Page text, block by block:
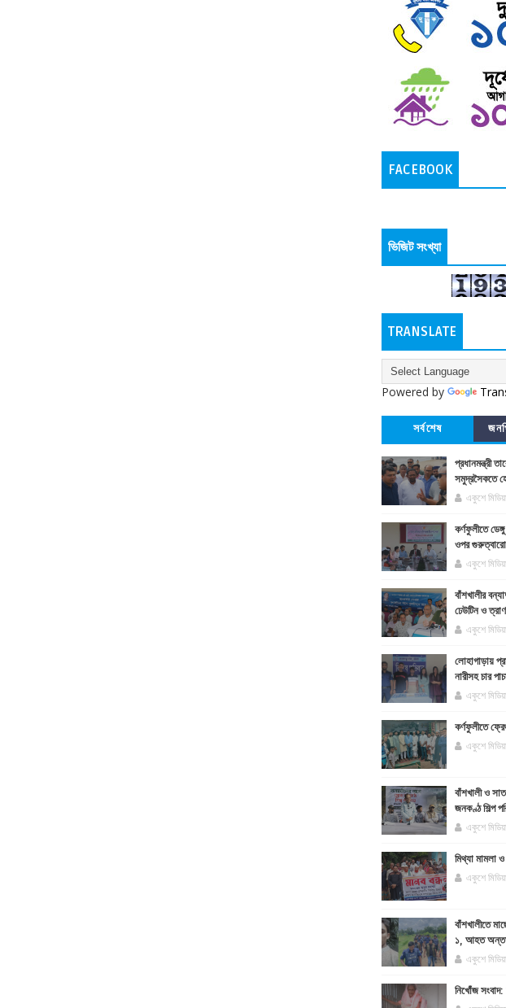
FACEBOOK
ভিজিট সংখ্যা
TRANSLATE
Powered by
সর্বশেষ
প্রধানমন্ত্রী
সমুদ্রসৈকতে
একুশে মিডিয়া
কর্ণফুলীতে
ওপর
একুশে মিডিয়া
বাঁশখালীর
ঢেউটিন ও
একুশে মিডিয়া
লোহাগাড়ায়
নারীসহ চার
একুশে মিডিয়া
কর্ণফুলীতে
একুশে মিডিয়া
বাঁশখালী ও
জনকণ্ঠ শিল্প
একুশে মিডিয়া
মিথ্যা মামলা
একুশে মিডিয়া
বাঁশখালীতে
১, আহত
একুশে মিডিয়া
নিখোঁজ সংবাদ: